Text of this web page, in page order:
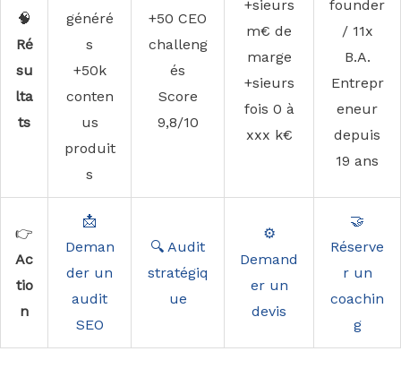
🧠
Ré
su
lta
ts
généré
s
+50k
conten
us
produit
s
+50 CEO
challeng
és
Score
9,8/10
+sieurs
m€ de
marge
+sieurs
fois 0 à
xxx k€
founder
/ 11x
B.A.
Entrepr
eneur
depuis
19 ans
👉
Ac
tio
n
📩
Deman
der un
audit
SEO
🔍 Audit
stratégiq
ue
⚙️
Demand
er un
devis
🤝
Réserve
r un
coachin
g